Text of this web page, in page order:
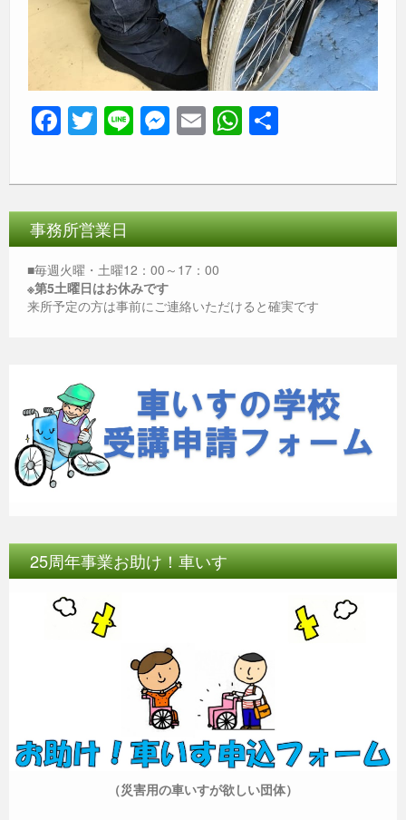
F
c
e
b
o
o
k
T
tt
er
Li
e
M
ss
e
n
g
er
E
ail
W
at
s
A
p
事務所営業日
■毎週火曜・土曜12：00～17：00
※第5土曜日はお休みです
来所予定の方は事前にご連絡いただけると確実です
25周年事業お助け！車いす
（災害用の車いすが欲しい団体）